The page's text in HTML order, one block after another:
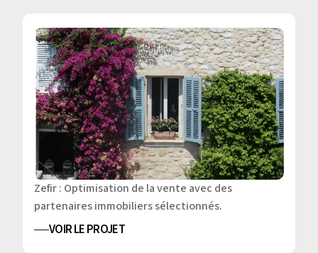
Zefir : Optimisation de la vente avec des
partenaires immobiliers sélectionnés.
VOIR LE PROJET